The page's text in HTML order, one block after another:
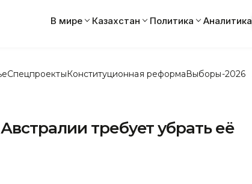
В мире Казахстан Политика Аналитика
СпецпроектыКонституционная реформаВыборы-2026
требует убрать её